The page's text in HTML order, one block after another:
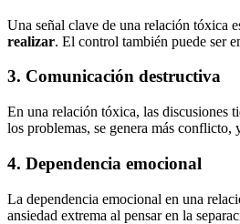
Una señal clave de una relación tóxica
realizar. El control también puede ser
3. Comunicación destructiva
En una relación tóxica, las discusiones
los problemas, se genera más
4. Dependencia emocional
La dependencia emocional en una
ansiedad extrema al pensar en la